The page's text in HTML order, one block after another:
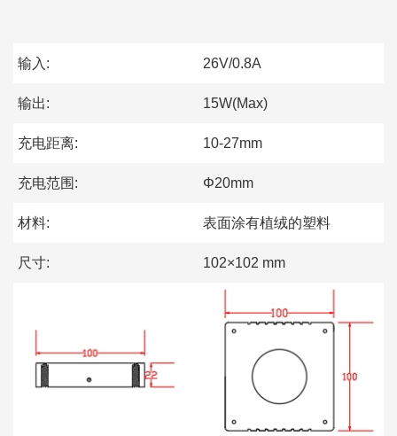
输入: 26V/0.8A
输出: 15W(Max)
充电距离: 10-27mm
充电范围: Φ20mm
材料: 表面涂有植绒的塑料
尺寸: 102×102 mm